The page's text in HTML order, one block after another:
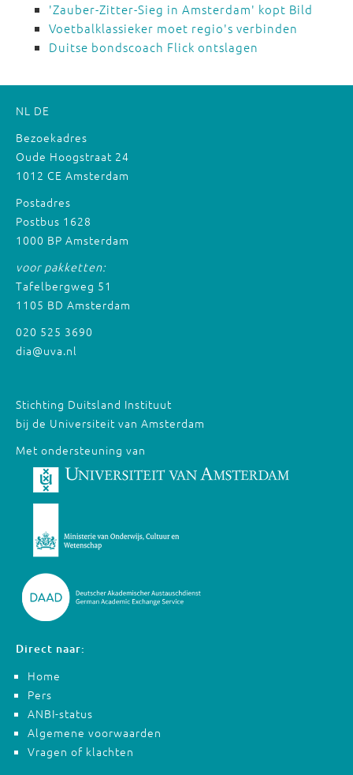
'Zauber-Zitter-Sieg in Amsterdam' kopt Bild
Voetbalklassieker moet regio's verbinden
Duitse bondscoach Flick ontslagen
NL DE
Bezoekadres
Oude Hoogstraat 24
1012 CE Amsterdam
Postadres
Postbus 1628
1000 BP Amsterdam
voor pakketten:
Tafelbergweg 51
1105 BD Amsterdam
020 525 3690
dia@uva.nl
Stichting Duitsland Instituut
bij de Universiteit van Amsterdam
Met ondersteuning van
Direct naar:
Home
Pers
ANBI-status
Algemene voorwaarden
Vragen of klachten